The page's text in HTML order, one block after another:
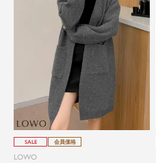
SALE 会員価格
LOWO